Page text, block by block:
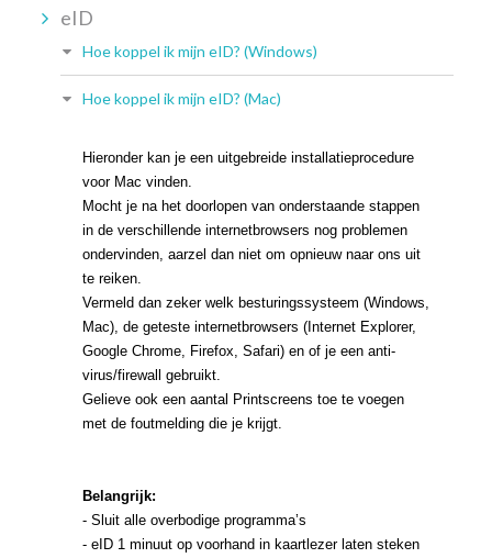
eID
Hoe koppel ik mijn eID? (Windows)
Hoe koppel ik mijn eID? (Mac)
Hieronder kan je een uitgebreide installatieprocedure
voor Mac vinden.
Mocht je na het doorlopen van onderstaande stappen
in de verschillende internetbrowsers nog problemen
ondervinden, aarzel dan niet om opnieuw naar ons uit
te reiken.
Vermeld dan zeker welk besturingssysteem (Windows,
Mac), de geteste internetbrowsers (Internet Explorer,
Google Chrome, Firefox, Safari) en of je een anti-
virus/firewall gebruikt.
Gelieve ook een aantal Printscreens toe te voegen
met de foutmelding die je krijgt.
Belangrijk:
- Sluit alle overbodige programma’s
- eID 1 minuut op voorhand in kaartlezer laten steken